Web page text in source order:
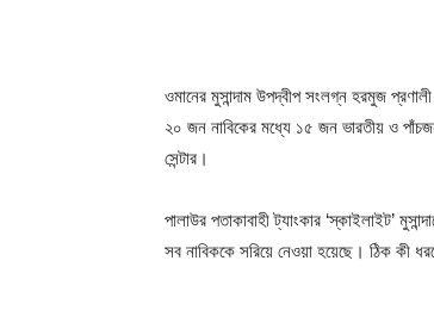
ওমানের মুসান্দাম উপদ্বীপ সংলগ্ন হরমুজ
২০ জন নাবিকের মধ্যে ১৫ জন ভারতীয় ও
সেন্টার।
পালাউর পতাকাবাহী ট্যাংকার ‘স্কাইলাইট’
সব নাবিককে সরিয়ে নেওয়া হয়েছে। ঠিক কী